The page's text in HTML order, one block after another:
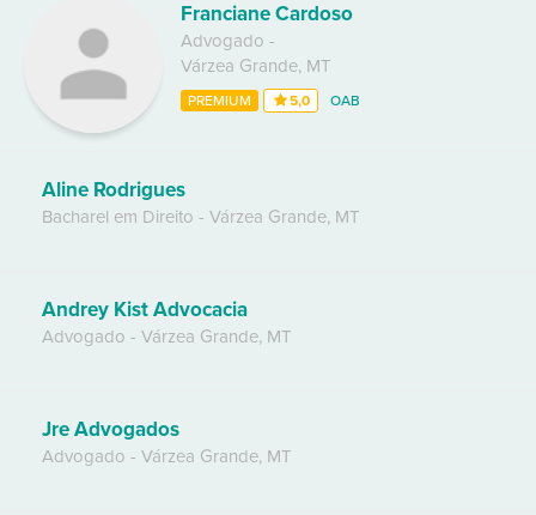
Franciane Cardoso
Advogado -
Várzea Grande, MT
PREMIUM 5,0 OAB
Aline Rodrigues
Bacharel em Direito - Várzea Grande, MT
Andrey Kist Advocacia
Advogado - Várzea Grande, MT
Jre Advogados
Advogado - Várzea Grande, MT